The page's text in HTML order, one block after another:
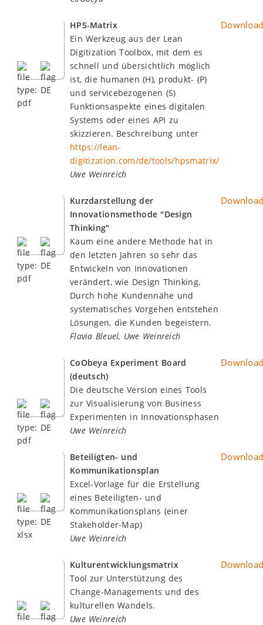
HPS-Matrix
Ein Werkzeug aus der Lean
Digitization Toolbox, mit dem es
schnell und übersichtlich möglich
ist, die humanen (H), produkt- (P)
und servicebezogenen (S)
Funktionsaspekte eines digitalen
Systems oder eines API zu
skizzieren. Beschreibung unter
https://lean-
digitization.com/de/tools/hpsmatrix/
Uwe Weinreich
Kurzdarstellung der
Innovationsmethode "Design
Thinking"
Kaum eine andere Methode hat in
den letzten Jahren so sehr das
Entwickeln von Innovationen
verändert, wie Design Thinking.
Durch hohe Kundennähe und
systematisches Vorgehen entstehen
Lösungen, die Kunden begeistern.
Flavia Bleuel, Uwe Weinreich
CoObeya Experiment Board
(deutsch)
Die deutsche Version eines Tools
zur Visualisierung von Business
Experimenten in Innovationsphasen
Uwe Weinreich
Beteiligten- und
Kommunikationsplan
Excel-Vorlage für die Erstellung
eines Beteiligten- und
Kommunikationsplans (einer
Stakeholder-Map)
Uwe Weinreich
Kulturentwicklungsmatrix
Tool zur Unterstützung des
Change-Managements und des
kulturellen Wandels.
Uwe Weinreich